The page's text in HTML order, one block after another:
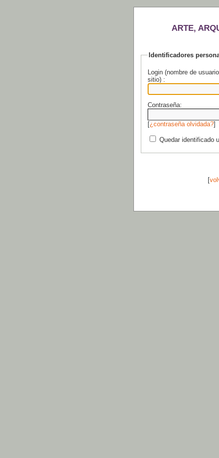
ARTE,
Identificadores
Login (nombre de
sitio) :
Contraseña:
[¿contraseña olvidada?]
Quedar identificado
[